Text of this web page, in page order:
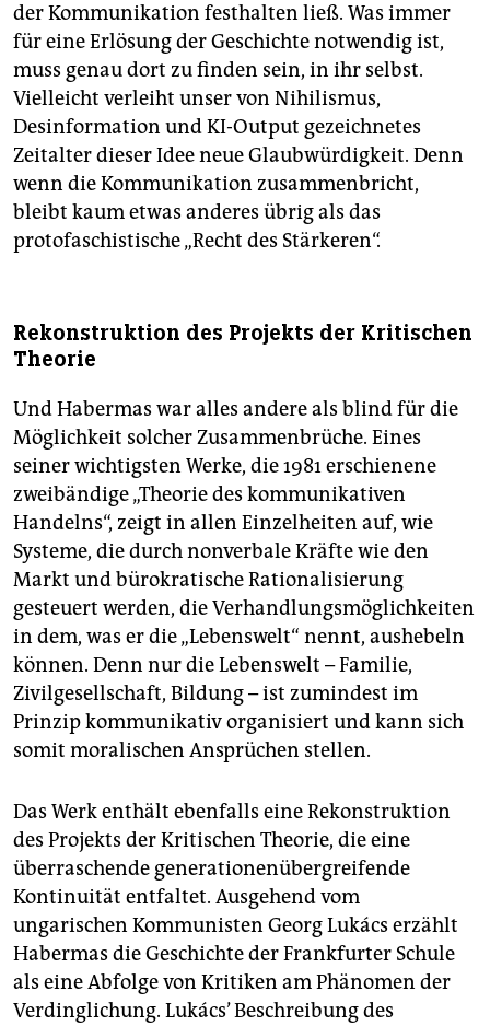
der Kommunikation festhalten ließ. Was immer
für eine Erlösung der Geschichte notwendig ist,
muss genau dort zu finden sein, in ihr selbst.
Vielleicht verleiht unser von Nihilismus,
Desinformation und KI-Output gezeichnetes
Zeitalter dieser Idee neue Glaubwürdigkeit. Denn
wenn die Kommunikation zusammenbricht,
bleibt kaum etwas anderes übrig als das
protofaschistische „Recht des Stärkeren“.
Rekonstruktion des Projekts der Kritischen
Theorie
Und Habermas war alles andere als blind für die
Möglichkeit solcher Zusammenbrüche. Eines
seiner wichtigsten Werke, die 1981 erschienene
zweibändige „Theorie des kommunikativen
Handelns“, zeigt in allen Einzelheiten auf, wie
Systeme, die durch nonverbale Kräfte wie den
Markt und bürokratische Rationalisierung
gesteuert werden, die Verhandlungsmöglichkeiten
in dem, was er die „Lebenswelt“ nennt, aushebeln
können. Denn nur die Lebenswelt – Familie,
Zivilgesellschaft, Bildung – ist zumindest im
Prinzip kommunikativ organisiert und kann sich
somit moralischen Ansprüchen stellen.
Das Werk enthält ebenfalls eine Rekonstruktion
des Projekts der Kritischen Theorie, die eine
überraschende generationenübergreifende
Kontinuität entfaltet. Ausgehend vom
ungarischen Kommunisten Georg Lukács erzählt
Habermas die Geschichte der Frankfurter Schule
als eine Abfolge von Kritiken am Phänomen der
Verdinglichung. Lukács’ Beschreibung des